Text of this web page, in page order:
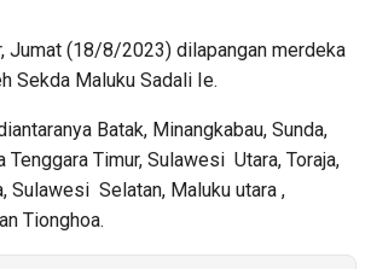
Jumat (18/8/2023) dilapangan merdeka
Sekda Maluku Sadali Ie.
Batak, Minangkabau, Sunda,
Tenggara Timur, Sulawesi Utara, Toraja,
Sulawesi Selatan, Maluku utara ,
Tionghoa.